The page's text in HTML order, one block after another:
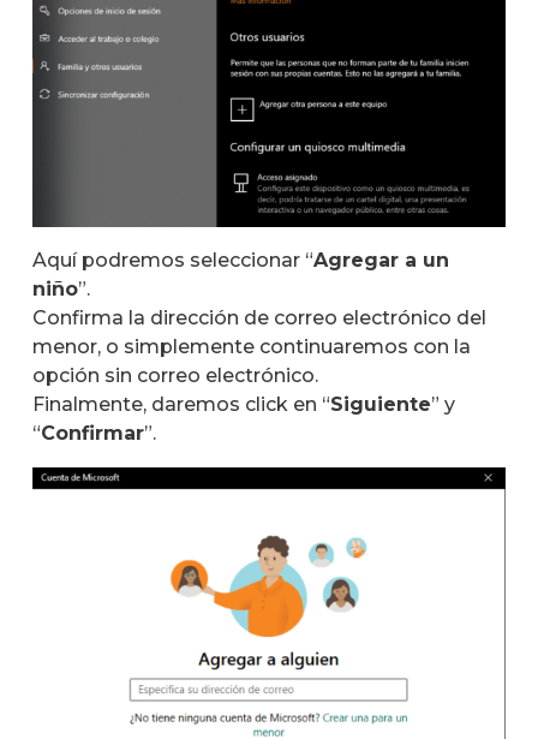
Aquí podremos seleccionar “Agregar a un
niño”.
Confirma la dirección de correo electrónico del
menor, o simplemente continuaremos con la
opción sin correo electrónico.
Finalmente, daremos click en “Siguiente” y
“Confirmar”.